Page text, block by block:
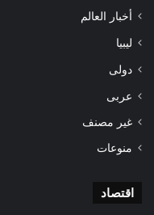
أخبار العالم
ليبيا
دولى
عربى
غير مصنف
منوعات
اقتصاد